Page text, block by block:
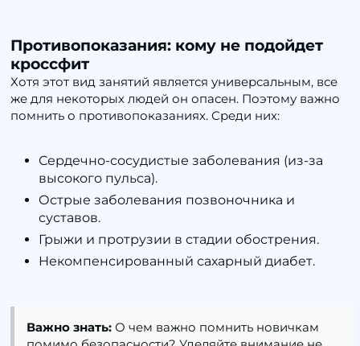
Противопоказания: кому не подойдет
кроссфит
Хотя этот вид занятий является универсальным, все
же для некоторых людей он опасен. Поэтому важно
помнить о противопоказаниях. Среди них:
Сердечно-сосудистые заболевания (из-за
высокого пульса).
Острые заболевания позвоночника и
суставов.
Грыжи и протрузии в стадии обострения.
Некомпенсированный сахарный диабет.
Важно знать: О чем важно помнить новичкам